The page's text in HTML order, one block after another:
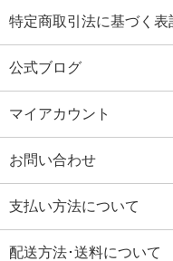
特定商取引法に基づく表
公式ブログ
マイアカウント
お問い合わせ
支払い方法について
配送方法･送料について